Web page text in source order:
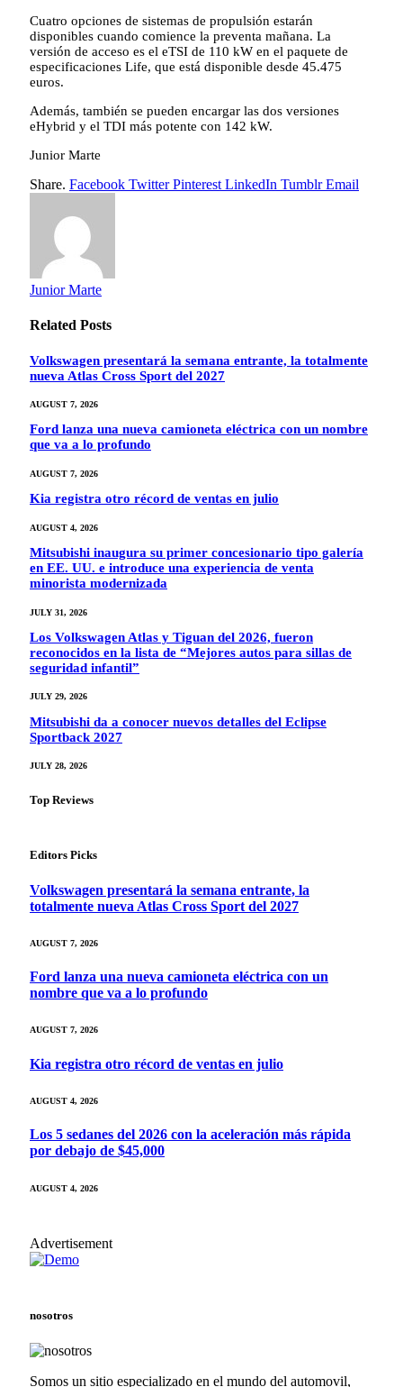
Cuatro opciones de sistemas de propulsión estarán
disponibles cuando comience la preventa mañana. La
versión de acceso es el eTSI de 110 kW en el paquete de
especificaciones Life, que está disponible desde 45.475
euros.
Además, también se pueden encargar las dos versiones
eHybrid y el TDI más potente con 142 kW.
Junior Marte
Share. Facebook Twitter Pinterest LinkedIn Tumblr Email
Junior Marte
Related Posts
Volkswagen presentará la semana entrante, la totalmente
nueva Atlas Cross Sport del 2027
AUGUST 7, 2026
Ford lanza una nueva camioneta eléctrica con un nombre
que va a lo profundo
AUGUST 7, 2026
Kia registra otro récord de ventas en julio
AUGUST 4, 2026
Mitsubishi inaugura su primer concesionario tipo galería
en EE. UU. e introduce una experiencia de venta
minorista modernizada
JULY 31, 2026
Los Volkswagen Atlas y Tiguan del 2026, fueron
reconocidos en la lista de “Mejores autos para sillas de
seguridad infantil”
JULY 29, 2026
Mitsubishi da a conocer nuevos detalles del Eclipse
Sportback 2027
JULY 28, 2026
Top Reviews
Editors Picks
Volkswagen presentará la semana entrante, la
totalmente nueva Atlas Cross Sport del 2027
AUGUST 7, 2026
Ford lanza una nueva camioneta eléctrica con un
nombre que va a lo profundo
AUGUST 7, 2026
Kia registra otro récord de ventas en julio
AUGUST 4, 2026
Los 5 sedanes del 2026 con la aceleración más rápida
por debajo de $45,000
AUGUST 4, 2026
Advertisement
nosotros
Somos un sitio especializado en el mundo del automovil,